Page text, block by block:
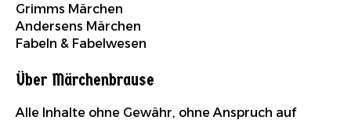
Grimms Märchen
Andersens Märchen
Fabeln & Fabelwesen
Über Märchenbrause
Alle Inhalte ohne Gewähr, ohne Anspruch auf